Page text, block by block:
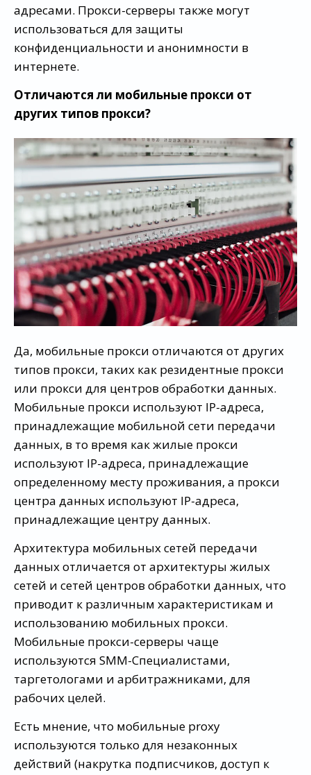
адресами. Прокси-серверы также могут
использоваться для защиты
конфиденциальности и анонимности в
интернете.
Отличаются ли мобильные прокси от
других типов прокси?
Да, мобильные прокси отличаются от других
типов прокси, таких как резидентные прокси
или прокси для центров обработки данных.
Мобильные прокси используют IP-адреса,
принадлежащие мобильной сети передачи
данных, в то время как жилые прокси
используют IP-адреса, принадлежащие
определенному месту проживания, а прокси
центра данных используют IP-адреса,
принадлежащие центру данных.
Архитектура мобильных сетей передачи
данных отличается от архитектуры жилых
сетей и сетей центров обработки данных, что
приводит к различным характеристикам и
использованию мобильных прокси.
Мобильные прокси-серверы чаще
используются SMM-Специалистами,
таргетологами и арбитражниками, для
рабочих целей.
Есть мнение, что мобильные proxy
используются только для незаконных
действий (накрутка подписчиков, доступ к